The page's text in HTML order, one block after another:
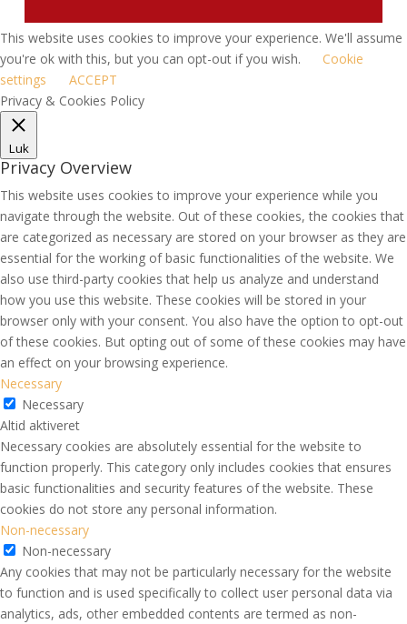
This website uses cookies to improve your experience. We'll assume
you're ok with this, but you can opt-out if you wish.
Cookie
settings
ACCEPT
Privacy & Cookies Policy
Luk
Privacy Overview
This website uses cookies to improve your experience while you
navigate through the website. Out of these cookies, the cookies that
are categorized as necessary are stored on your browser as they are
essential for the working of basic functionalities of the website. We
also use third-party cookies that help us analyze and understand
how you use this website. These cookies will be stored in your
browser only with your consent. You also have the option to opt-out
of these cookies. But opting out of some of these cookies may have
an effect on your browsing experience.
Necessary
Necessary
Altid aktiveret
Necessary cookies are absolutely essential for the website to
function properly. This category only includes cookies that ensures
basic functionalities and security features of the website. These
cookies do not store any personal information.
Non-necessary
Non-necessary
Any cookies that may not be particularly necessary for the website
to function and is used specifically to collect user personal data via
analytics, ads, other embedded contents are termed as non-